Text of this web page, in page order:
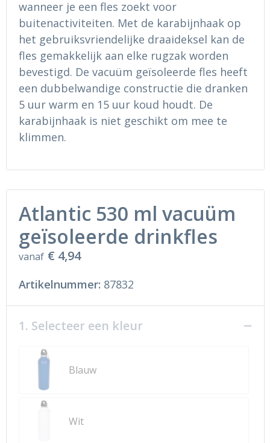
Ondergoed en Sokken
Regenkleding
Gereedschap
Schoenen
Hoofdbescherming
Sokken en Nachtkleding
Regenkleding
Schoenen
Gilets
wanneer je een fles zoekt voor
buitenactiviteiten. Met de karabijnhaak op
het gebruiksvriendelijke draaideksel kan de
fles gemakkelijk aan elke rugzak worden
bevestigd. De vacuüm geïsoleerde fles heeft
een dubbelwandige constructie die dranken
5 uur warm en 15 uur koud houdt. De
karabijnhaak is niet geschikt om mee te
klimmen.
Atlantic 530 ml vacuüm
geïsoleerde drinkfles
vanaf € 4,94
Artikelnummer: 87832
1. Selecteer een kleur
Blauw
Wit